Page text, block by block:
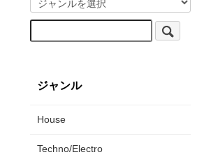
ジャンル
House
Techno/Electro